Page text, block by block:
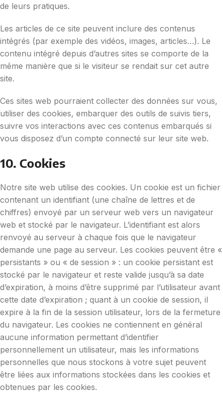
de leurs pratiques.
Les articles de ce site peuvent inclure des contenus
intégrés (par exemple des vidéos, images, articles…). Le
contenu intégré depuis d’autres sites se comporte de la
même manière que si le visiteur se rendait sur cet autre
site.
Ces sites web pourraient collecter des données sur vous,
utiliser des cookies, embarquer des outils de suivis tiers,
suivre vos interactions avec ces contenus embarqués si
vous disposez d’un compte connecté sur leur site web.
10. Cookies
Notre site web utilise des cookies. Un cookie est un fichier
contenant un identifiant (une chaîne de lettres et de
chiffres) envoyé par un serveur web vers un navigateur
web et stocké par le navigateur. L’identifiant est alors
renvoyé au serveur à chaque fois que le navigateur
demande une page au serveur. Les cookies peuvent être «
persistants » ou « de session » : un cookie persistant est
stocké par le navigateur et reste valide jusqu’à sa date
d’expiration, à moins d’être supprimé par l’utilisateur avant
cette date d’expiration ; quant à un cookie de session, il
expire à la fin de la session utilisateur, lors de la fermeture
du navigateur. Les cookies ne contiennent en général
aucune information permettant d’identifier
personnellement un utilisateur, mais les informations
personnelles que nous stockons à votre sujet peuvent
être liées aux informations stockées dans les cookies et
obtenues par les cookies.